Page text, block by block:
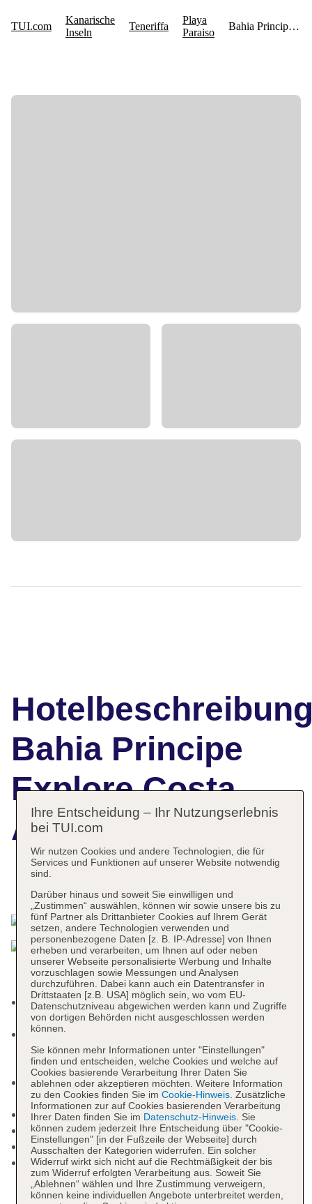
Bahia Principe
Explore Costa
Adeje
Das bietet Ihre Unterkunft
Late Check-out: gegen Gebühr, Anfrage
notwendig
Rezeption: täglich 24 Stunden, Sprachen:
englisch, spanisch, Geldwechsel möglich,
Hotelsafe: gegen Gebühr
Gästebetreuung: Sprachen: deutsch, englisch,
spanisch, italienisch, französisch
Lift
Gartenanlage, Sonnenterrasse
Pools: 3
Infinitypool „Infinity Pool“: Outdoor, Süßwasser,
Liegen: ohne Gebühr, Sonnenschirme: ohne
Gebühr
Ihre Entscheidung – Ihr Nutzungserlebnis
bei TUI.com
Wir nutzen Cookies und andere Technologien, die für
Services und Funktionen auf unserer Website notwendig
sind.
Darüber hinaus und soweit Sie einwilligen und
„Zustimmen“ auswählen, können wir sowie unsere bis zu
fünf Partner als Drittanbieter Cookies auf Ihrem Gerät
setzen, andere Technologien verwenden und
personenbezogene Daten [z. B. IP-Adresse] von Ihnen
erheben und verarbeiten, um Ihnen auf oder neben
unserer Webseite personalisierte Werbung und Inhalte
vorzuschlagen sowie Messungen und Analysen
durchzuführen. Dabei kann auch ein Datentransfer in
Drittstaaten [z.B. USA] möglich sein, wo vom EU-
Datenschutzniveau abgewichen werden kann und Zugriffe
von dortigen Behörden nicht ausgeschlossen werden
können.
Sie können mehr Informationen unter "Einstellungen"
finden und entscheiden, welche Cookies und welche auf
Cookies basierende Verarbeitung Ihrer Daten Sie
ablehnen oder akzeptieren möchten. Weitere Information
zu den Cookies finden Sie im Cookie-Hinweis. Zusätzliche
Informationen zur auf Cookies basierenden Verarbeitung
Ihrer Daten finden Sie im Datenschutz-Hinweis. Sie
können zudem jederzeit Ihre Entscheidung über "Cookie-
Einstellungen" [in der Fußzeile der Webseite] durch
Ausschalten der Kategorien widerrufen. Ein solcher
Widerruf wirkt sich nicht auf die Rechtmäßigkeit der bis
zum Widerruf erfolgten Verarbeitung aus. Soweit Sie
„Ablehnen“ wählen und Ihre Zustimmung verweigern,
können keine individuellen Angebote unterbreitet werden,